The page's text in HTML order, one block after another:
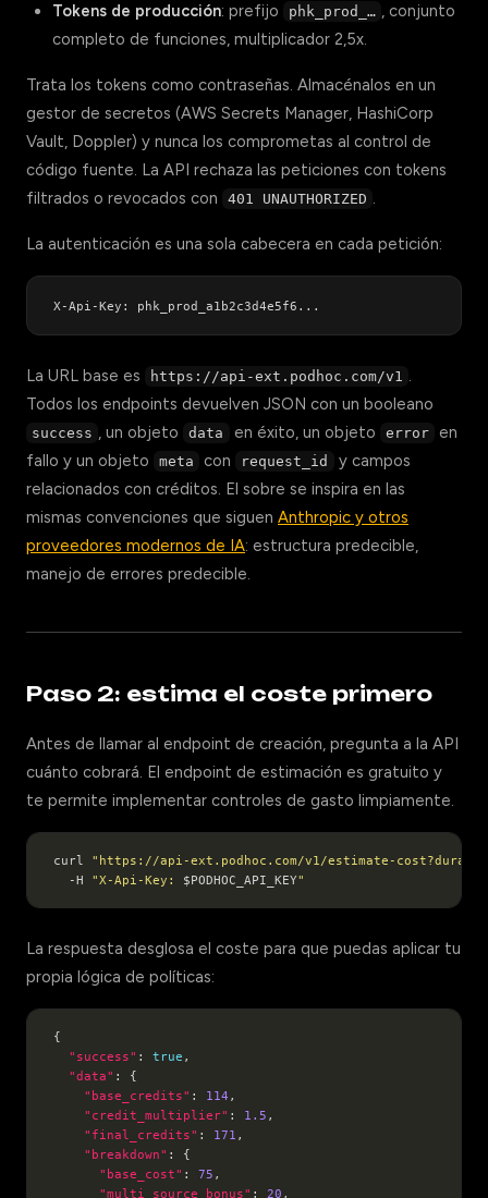
Tokens de producción: prefijo phk_prod_… , conjunto
completo de funciones, multiplicador 2,5x.
Trata los tokens como contraseñas. Almacénalos en un
gestor de secretos (AWS Secrets Manager, HashiCorp
Vault, Doppler) y nunca los comprometas al control de
código fuente. La API rechaza las peticiones con tokens
filtrados o revocados con
401 UNAUTHORIZED .
La autenticación es una sola cabecera en cada petición:
La URL base es https://api-ext.podhoc.com/v1 .
Todos los endpoints devuelven JSON con un booleano
success , un objeto data en éxito, un objeto error
en
fallo y un objeto
meta con request_id
y campos
relacionados con créditos. El sobre se inspira en las
mismas convenciones que siguen Anthropic y otros
proveedores modernos de IA: estructura predecible,
manejo de errores predecible.
Paso 2: estima el coste primero
Antes de llamar al endpoint de creación, pregunta a la API
cuánto cobrará. El endpoint de estimación es gratuito y
te permite implementar controles de gasto limpiamente.
curl "https://api-ext.podhoc.com/v1/estimate-
  -H
"X-Api-Key: $PODHOC_API_KEY"
La respuesta desglosa el coste para que puedas aplicar tu
propia lógica de políticas:
"success" : true
"data"
"base_credits" : 114
"credit_multiplier" : 1.5
"final_credits" : 171
"breakdown"
"base_cost" : 75
"multi_source_bonus" : 20